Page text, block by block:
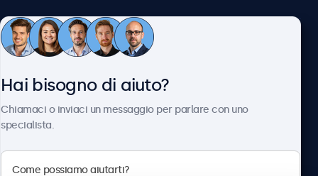
Servizio Clienti
Hai bisogno di aiuto?
Chiamaci o inviaci un messaggio per parlare con uno
specialista.